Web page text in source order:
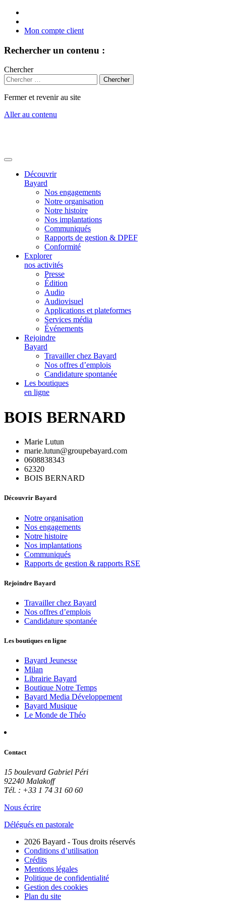
Mon compte client
Rechercher un contenu :
Chercher
Fermer et revenir au site
Aller au contenu
Découvrir
Bayard
Nos engagements
Notre organisation
Notre histoire
Nos implantations
Communiqués
Rapports de gestion & DPEF
Conformité
Explorer
nos activités
Presse
Édition
Audio
Audiovisuel
Applications et plateformes
Services média
Événements
Rejoindre
Bayard
Travailler chez Bayard
Nos offres d’emplois
Candidature spontanée
Les boutiques
en ligne
BOIS BERNARD
Marie Lutun
marie.lutun@groupebayard.com
0608838343
62320
BOIS BERNARD
Découvrir Bayard
Notre organisation
Nos engagements
Notre histoire
Nos implantations
Communiqués
Rapports de gestion & rapports RSE
Rejoindre Bayard
Travailler chez Bayard
Nos offres d’emplois
Candidature spontanée
Les boutiques en ligne
Bayard Jeunesse
Milan
Librairie Bayard
Boutique Notre Temps
Bayard Media Développement
Bayard Musique
Le Monde de Théo
Contact
15 boulevard Gabriel Péri
92240 Malakoff
Tél. : +33 1 74 31 60 60
Nous écrire
Délégués en pastorale
2026 Bayard - Tous droits réservés
Conditions d’utilisation
Crédits
Mentions légales
Politique de confidentialité
Gestion des cookies
Plan du site